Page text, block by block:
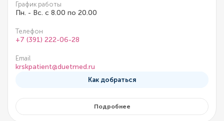
График работы
Пн. - Вс. с 8.00 по 20.00
Телефон
+7 (391) 222-06-28
Email
krskpatient@duetmed.ru
Как добраться
Подробнее